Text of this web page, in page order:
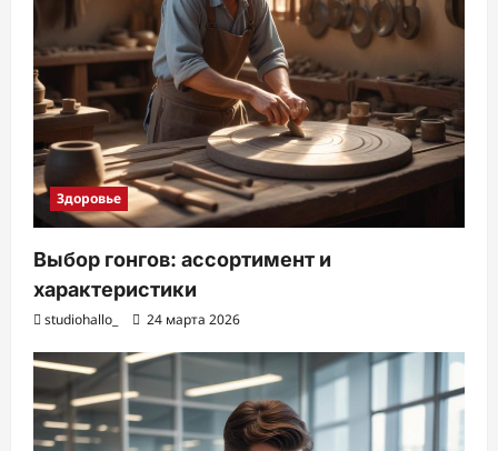
Здоровье
Выбор гонгов: ассортимент и
характеристики
studiohallo_ 24 марта 2026